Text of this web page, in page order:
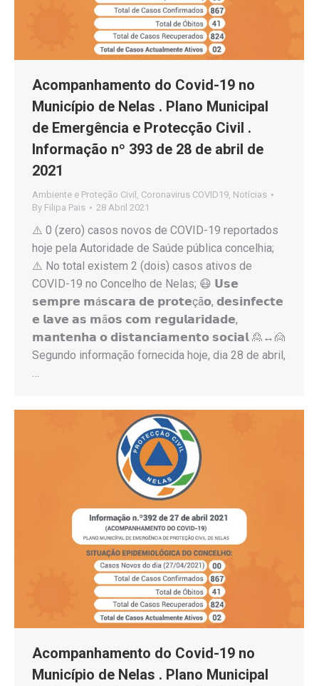
Acompanhamento do Covid-19 no
Município de Nelas . Plano Municipal
de Emergência e Protecção Civil .
Informação nº 393 de 28 de abril de
2021
Ambiente e Proteção Civil Coronavirus COVID19 Notícias
By Filipa Pais 28 Abril 2021
⚠️ 0 (zero) casos novos de COVID-19 reportados
hoje pela Autoridade de Saúde pública concelhia;
⚠️ No total existem 2 (dois) casos ativos de
COVID-19 no Concelho de Nelas; 😷 𝗨𝘀𝗲
𝘀𝗲𝗺𝗽𝗿𝗲 𝗺á𝘀𝗰𝗮𝗿𝗮 𝗱𝗲 𝗽𝗿𝗼𝘁𝗲çã𝗼, 𝗱𝗲𝘀𝗶𝗻𝗳𝗲𝗰𝘁𝗲
𝗲 𝗹𝗮𝘃𝗲 𝗮𝘀 𝗺ã𝗼𝘀 𝗰𝗼𝗺 𝗿𝗲𝗴𝘂𝗹𝗮𝗿𝗶𝗱𝗮𝗱𝗲,
𝗺𝗮𝗻𝘁𝗲𝗻𝗵𝗮 𝗼 𝗱𝗶𝘀𝘁𝗮𝗻𝗰𝗶𝗮𝗺𝗲𝗻𝘁𝗼 𝘀𝗼𝗰𝗶𝗮𝗹 🙎↔️🙍
Segundo informação fornecida hoje, dia 28 de abril,
Acompanhamento do Covid-19 no
Município de Nelas . Plano Municipal